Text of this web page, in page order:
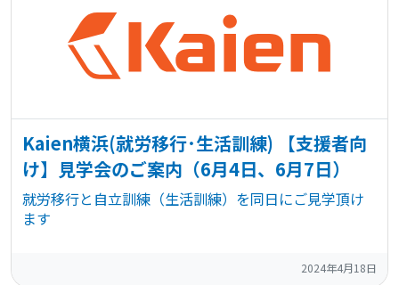
Kaien横浜(就労移行･生活訓練) 【支援者向
け】見学会のご案内（6月4日、6月7日）
就労移行と自立訓練（生活訓練）を同日にご見学頂け
ます
2024年4月18日